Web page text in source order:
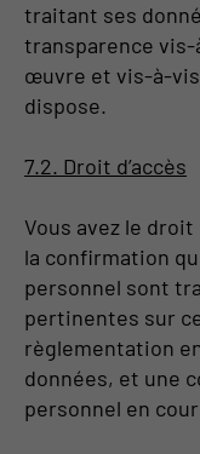
traitant ses
transparence
œuvre et vis-à-
dispose.
7.2. Droit d’accès
Vous avez le
la confirmation
personnel sont
pertinentes sur
règlementation
données, et une
personnel en